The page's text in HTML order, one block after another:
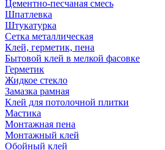
Цементно-песчаная смесь
Шпатлевка
Штукатурка
Сетка металлическая
Клей, герметик, пена
Бытовой клей в мелкой фасовке
Герметик
Жидкое стекло
Замазка рамная
Клей для потолочной плитки
Мастика
Монтажная пена
Монтажный клей
Обойный клей